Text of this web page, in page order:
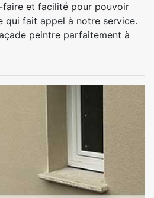
faire et facilité pour pouvoir
qui fait appel à notre service.
peintre parfaitement à